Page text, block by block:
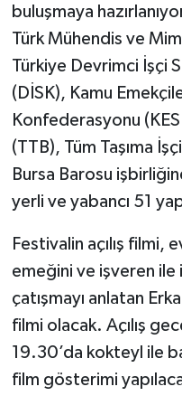
buluşmaya
Türk Mühendis ve
Türkiye Devrimci İşçi
(DİSK), Kamu
Konfederasyonu
(TTB), Tüm Taşıma
Bursa Barosu
yerli ve yabancı 51
Festivalin açılış filmi,
emeğini ve işveren ile
çatışmayı anlatan
filmi olacak. Açılış
19.30’da kokteyl ile
film gösterimi